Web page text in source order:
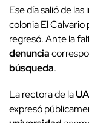
Ese día salió de
colonia El
regresó. Ante la
denuncia
búsqueda.
La rectora de la
expresó